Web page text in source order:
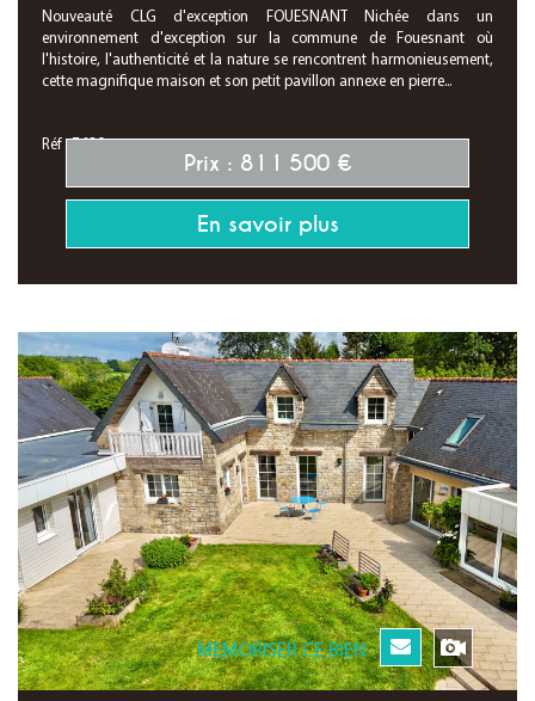
Nouveauté CLG d'exception FOUESNANT Nichée dans un
environnement d'exception sur la commune de Fouesnant où
l'histoire, l'authenticité et la nature se rencontrent harmonieusement,
cette magnifique maison et son petit pavillon annexe en pierre...
Réf : 7630
Prix : 811 500 €
En savoir plus
MEMORISER CE BIEN